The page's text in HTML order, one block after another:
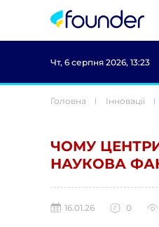
Чт, 6 серпня 2026, 13:23
Головна Інновації
ЧОМУ
НАУКОВА
16.01.26 0